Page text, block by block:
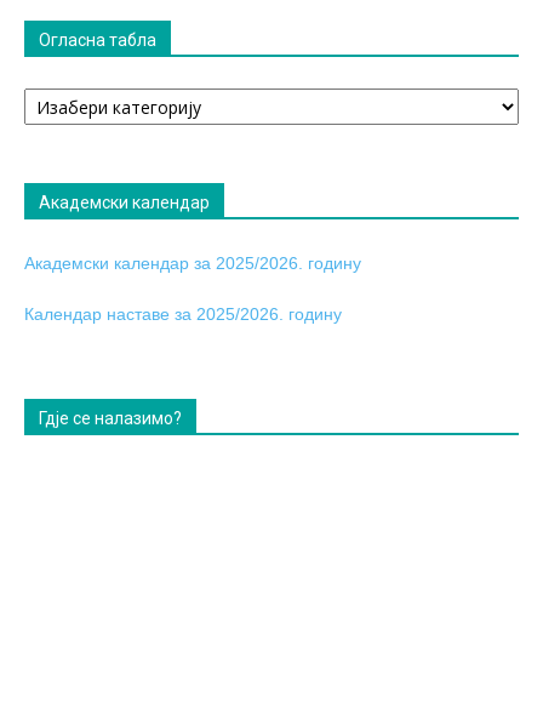
Огласна табла
Огласна
табла
Академски календар
Академски календар за 2025/2026. годину
Календар наставе за 2025/2026. годину
Гдје се налазимо?